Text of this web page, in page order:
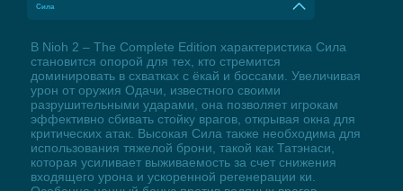
Сила
В Nioh 2 – The Complete Edition характеристика Сила
становится опорой для тех, кто стремится
доминировать в схватках с ёкай и боссами. Увеличивая
урон от оружия Одачи, известного своими
разрушительными ударами, она позволяет игрокам
эффективно сбивать стойку врагов, открывая окна для
критических атак. Высокая Сила также необходима для
использования тяжелой брони, такой как Татэнаси,
которая усиливает выживаемость за счет снижения
входящего урона и ускоренной регенерации ки.